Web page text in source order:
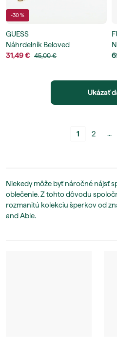
-30 %
GUESS
Náhrdelník Beloved
31,49 € 45,00 €
Ukázať
1 2 ...
Niekedy môže byť náročné nájsť
oblečenie. Z tohto dôvodu
rozmanitú kolekciu šperkov od
and Able.